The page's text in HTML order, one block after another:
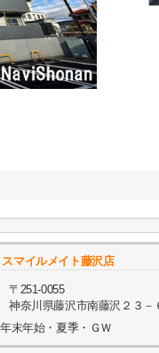
マイルメイト藤沢店
〒251-0055
神奈川県藤沢市南藤沢２３－
末年始・夏季・ＧＷ